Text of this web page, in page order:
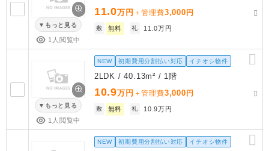
もっと見る
1人閲覧中
11.0万円 ＋管理費3,000 円
敷 無料 礼 11.0万円
もっと見る
1人閲覧中
NEW 初期費用分割払い対応 イチオシ物件
2LDK / 40.13m² / 1階
10.9万円 ＋管理費3,000 円
敷 無料 礼 10.9万円
NEW 初期費用分割払い対応 イチオシ物件